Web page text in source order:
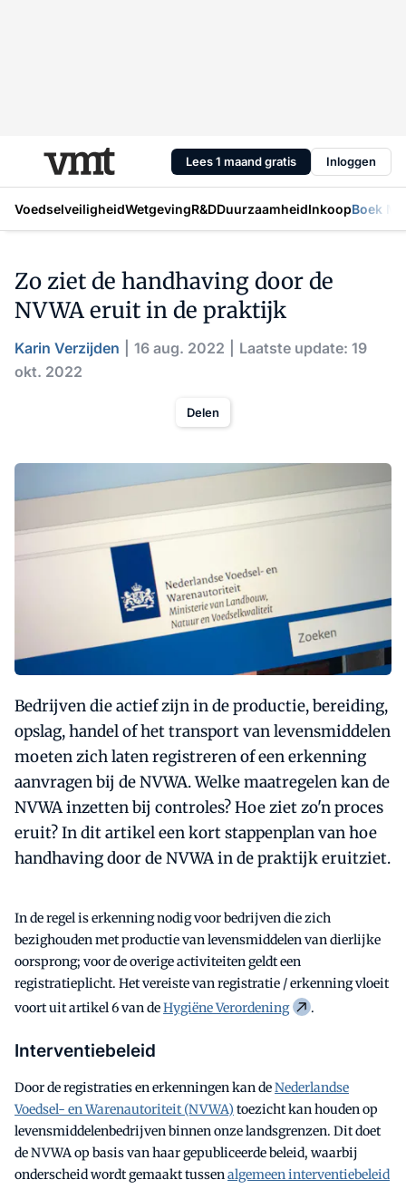
Lees 1 maand gratis Inloggen
VoedselveiligheidWetgevingR&DDuurzaamheidInkoopBoek
Zo ziet de handhaving door de
NVWA eruit in de praktijk
Karin Verzijden 16 aug. 2022
Laatste update: 19
okt. 2022
Delen
Bedrijven die actief zijn in de productie, bereiding,
opslag, handel of het transport van levensmiddelen
moeten zich laten registreren of een erkenning
aanvragen bij de NVWA. Welke maatregelen kan de
NVWA inzetten bij controles? Hoe ziet zo'n proces
eruit? In dit artikel een kort stappenplan van hoe
handhaving door de NVWA in de praktijk eruitziet.
In de regel is erkenning nodig voor bedrijven die zich
bezighouden met productie van levensmiddelen van dierlijke
oorsprong; voor de overige activiteiten geldt een
registratieplicht. Het vereiste van registratie / erkenning vloeit
voort uit artikel 6 van deHygiëne Verordening .
Interventiebeleid
Door de registraties en erkenningen kan deNederlandse
Voedsel- en Warenautoriteit (NVWA) toezicht kan houden op
levensmiddelenbedrijven binnen onze landsgrenzen. Dit doet
de NVWA op basis van haar gepubliceerde beleid, waarbij
onderscheid wordt gemaakt tussenalgemeen interventiebeleid